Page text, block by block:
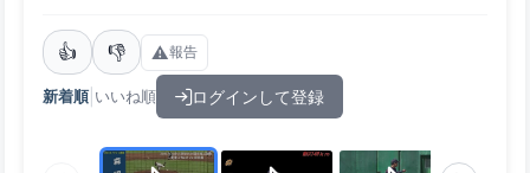
👍 👎 ⚠️報告
新着順| いいね順 ログインして登録